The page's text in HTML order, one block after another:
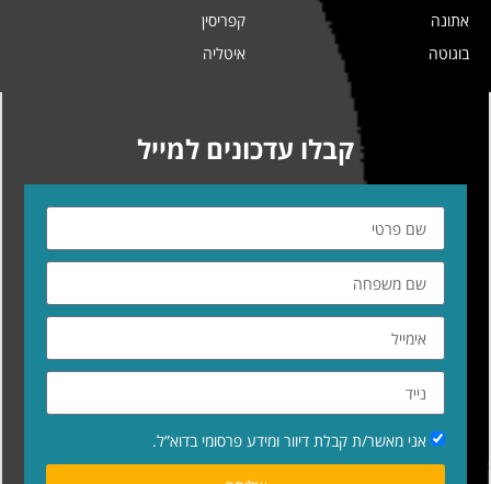
אתונה
בוגוטה
קפריסין
איטליה
קבלו עדכונים למייל
אני מאשר/ת קבלת דיוור ומידע פרסומי בדוא”ל.